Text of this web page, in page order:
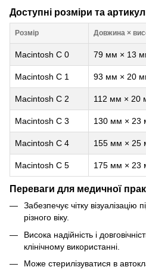
Доступні розміри та
Розмір Довжина ×
Macintosh C 0 79 мм × 13
Macintosh C 1 93 мм × 20
Macintosh C 2 112 мм × 20
Macintosh C 3 130 мм × 23
Macintosh C 4 155 мм × 25
Macintosh C 5 175 мм × 23
Переваги для медичної
Забезпечує чітку візуалізацію
різного віку.
Висока надійність і
клінічному використанні.
Може стерилізуватися в